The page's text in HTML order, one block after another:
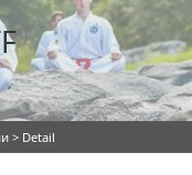
> Detail